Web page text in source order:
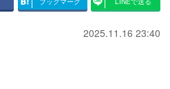
2025.11.16 23:40